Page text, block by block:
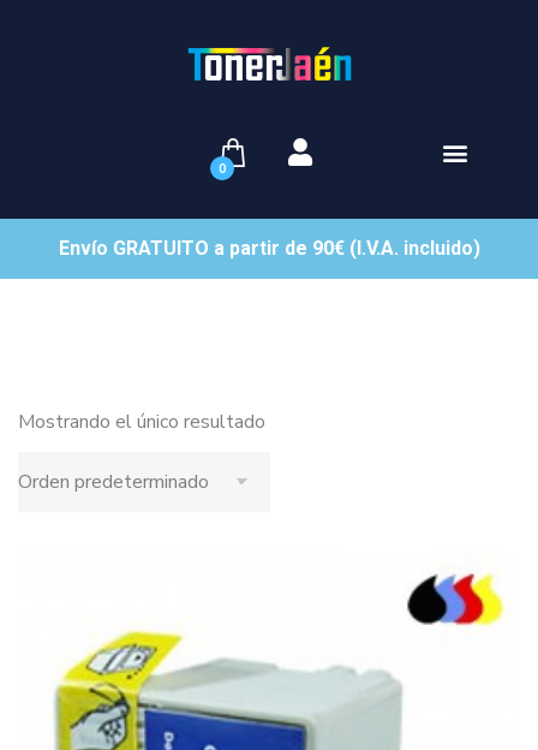
0
Envío GRATUITO a partir de 90€ (I.V.A. incluido)
Mostrando el único resultado